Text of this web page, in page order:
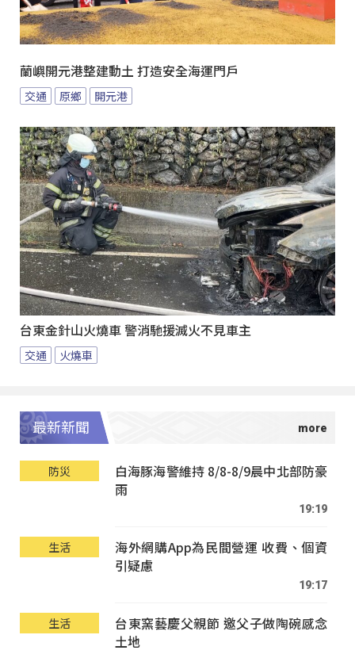
蘭嶼開元港整建動土 打造安全海運門戶
交通 原鄉 開元港
台東金針山火燒車 警消馳援滅火不見車主
交通 火燒車
最新新聞
防災
白海豚海警維持 8/8-8/9晨中北部防豪
雨
19:19
生活
海外網購App為民間營運 收費、個資
引疑慮
19:17
生活
台東窯藝慶父親節 邀父子做陶碗感念
土地